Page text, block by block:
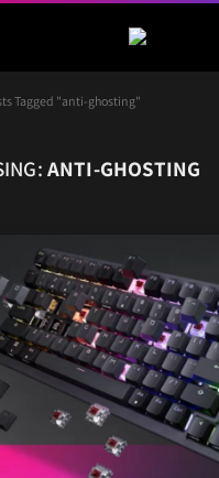
Tagged "anti-ghosting"
ANTI-GHOSTING